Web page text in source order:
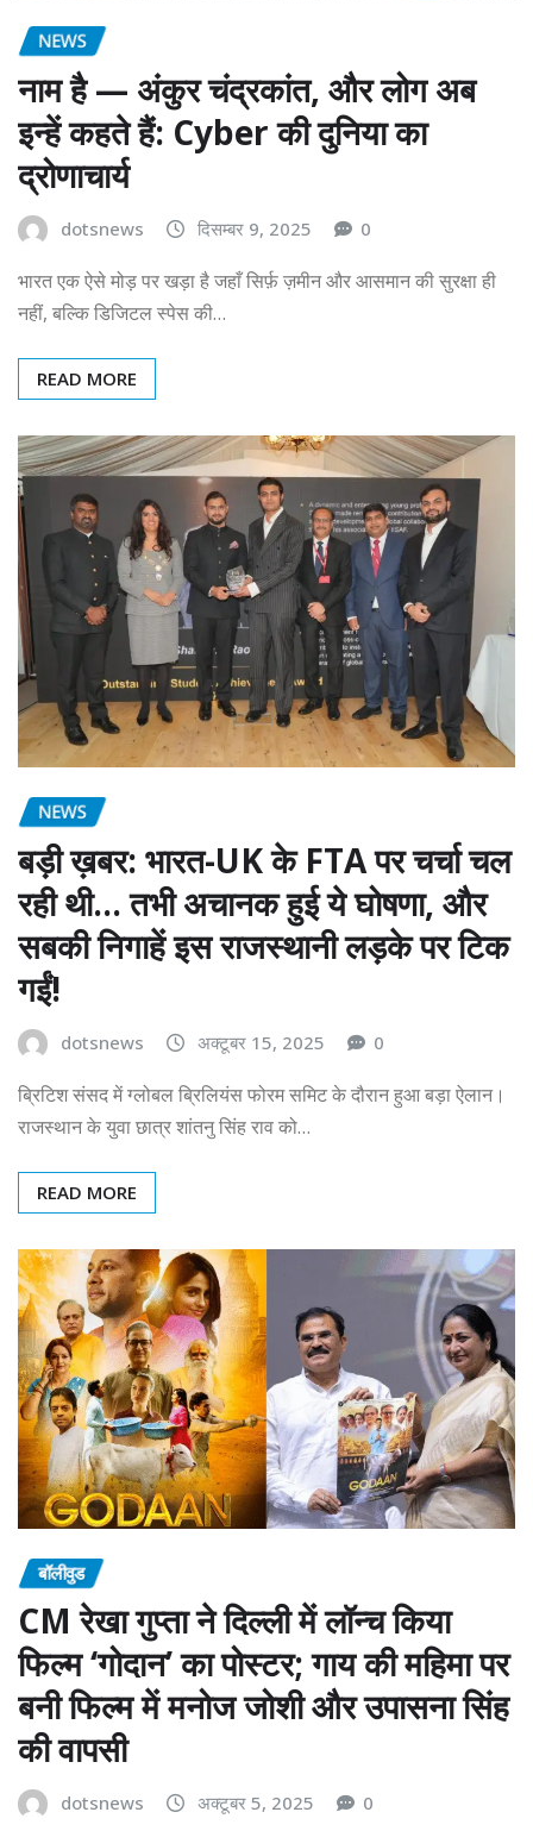
NEWS
नाम है — अंकुर चंद्रकांत, और लोग अब
इन्हें कहते हैं: Cyber की दुनिया का
द्रोणाचार्य
dotsnews दिसम्बर 9, 2025 0
भारत एक ऐसे मोड़ पर खड़ा है जहाँ सिर्फ़ ज़मीन और आसमान की सुरक्षा ही
नहीं, बल्कि डिजिटल स्पेस की…
READ MORE
NEWS
बड़ी ख़बर: भारत-UK के FTA पर चर्चा चल
रही थी… तभी अचानक हुई ये घोषणा, और
सबकी निगाहें इस राजस्थानी लड़के पर टिक
गईं!
dotsnews अक्टूबर 15, 2025 0
ब्रिटिश संसद में ग्लोबल ब्रिलियंस फोरम समिट के दौरान हुआ बड़ा ऐलान।
राजस्थान के युवा छात्र शांतनु सिंह राव को…
READ MORE
बॉलीवुड
CM रेखा गुप्ता ने दिल्ली में लॉन्च किया
फिल्म ‘गोदान’ का पोस्टर; गाय की महिमा पर
बनी फिल्म में मनोज जोशी और उपासना सिंह
की वापसी
dotsnews अक्टूबर 5, 2025 0